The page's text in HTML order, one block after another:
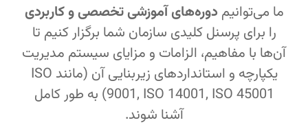
ما می‌توانیم دوره‌های آموزشی تخصصی و کاربردی
را برای پرسنل کلیدی سازمان شما برگزار کنیم تا
آن‌ها با مفاهیم، الزامات و مزایای سیستم مدیریت
یکپارچه و استانداردهای زیربنایی آن (مانند ISO
9001, ISO 14001, ISO 45001) به طور کامل
آشنا شوند.